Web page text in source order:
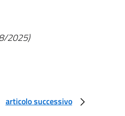
2025)
articolo successivo